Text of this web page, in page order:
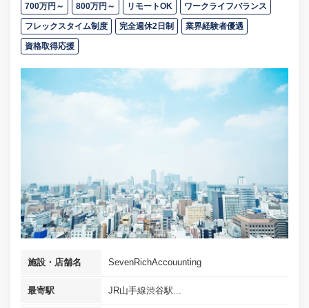
700万円～ 800万円～ リモートOK ワークライフバランス
フレックスタイム制度 完全週休2日制 業界経験者優遇
資格取得応援
施設・店舗名 SevenRichAccouunting
最寄駅 JR山手線渋谷駅...